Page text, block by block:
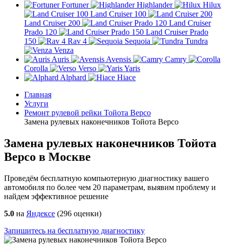
Fortuner Highlander
Hilux
Land Cruiser 100
Land Cruiser 200
Land Cruiser
Prado 120
Land Cruiser Prado
150
Rav 4 Sequoia
Tundra
Venza
Auris
Avensis
Camry
Corolla
Verso
Yaris
Alphard
Hiace
Главная
Услуги
Ремонт рулевой рейки Тойота Версо
Замена рулевых наконечников Тойота Версо
Замена рулевых наконечников Тойота
Версо в Москве
Проведём бесплатную компьютерную диагностику вашего
автомобиля по более чем 20 параметрам, выявим проблему и
найдем эффективное решение
5.0 на Яндексе (296 оценки)
Запишитесь на бесплатную диагностику